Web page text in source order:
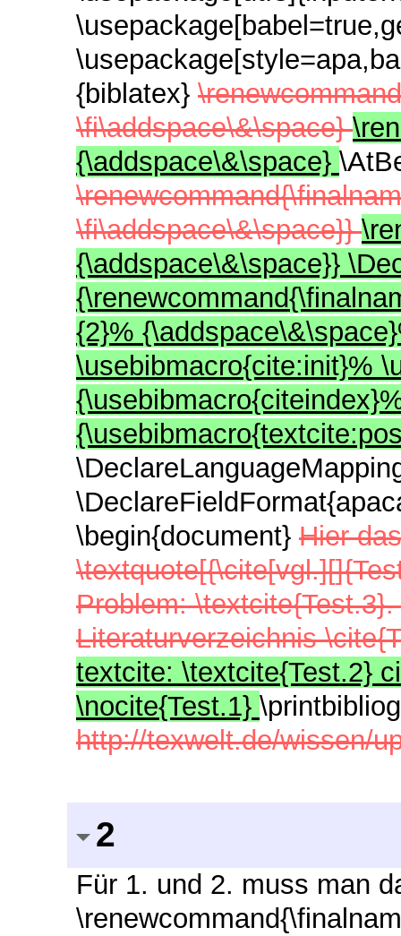
{biblatex}
\fi\addspace\&\space}
{\addspace\&\space}
\fi\addspace\&\space}}
{\addspace\&\space}}
{2}%
\usebibmacro{cite:init}%
\begin{document} Hier
Problem:
Literaturverzeichnis
textcite: \textcite{Test.2}
\nocite{Test.1}
http://texwelt.de/wissen/
2
Für 1. und 2. muss man